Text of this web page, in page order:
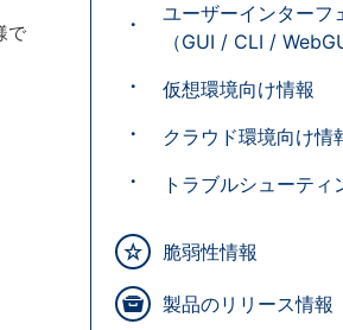
ユーザーインターフ
（GUI / CLI /
仮想環境向け情報
クラウド環境向け情
トラブルシューティ
脆弱性情報
製品のリリース情報
で